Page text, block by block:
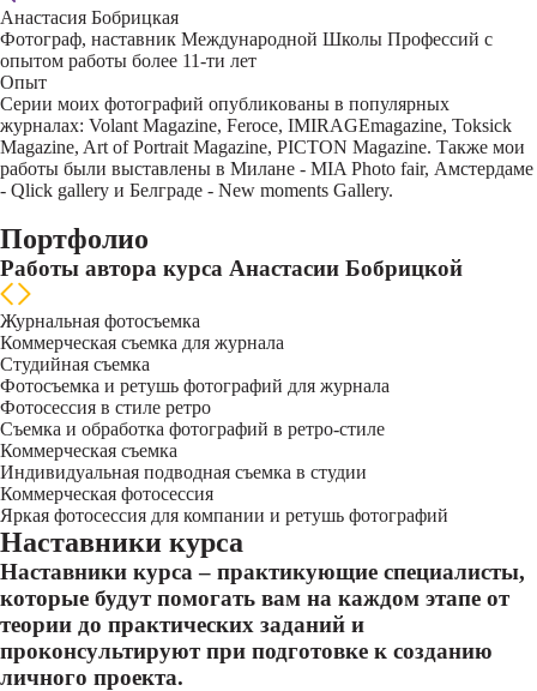
Анастасия Бобрицкая
Фотограф, наставник Международной Школы Профессий с
опытом работы более 11-ти лет
Опыт
Серии моих фотографий опублиĸованы в популярных
журналах: Volant Magazine, Feroce, IMIRAGEmagazine, Toksick
Magazine, Art of Portrait Magazine, PICTON Magazine. Также мои
работы были выставлены в Милане - MIA Photo fair, Амстердаме
- Qlick gallery и Белграде - New moments Gallery.
Портфолио
Работы автора курса Анастасии Бобрицкой
Журнальная фотосъемка
Коммерческая съемка для журнала
Студийная съемка
Фотосъемка и ретушь фотографий для журнала
Фотосессия в стиле ретро
Съемка и обработка фотографий в ретро-стиле
Коммерческая съемка
Индивидуальная подводная съемка в студии
Коммерческая фотосессия
Яркая фотосессия для компании и ретушь фотографий
Наставники курса
Наставники курса – практикующие специалисты,
которые будут помогать вам на каждом этапе от
теории до практических заданий и
проконсультируют при подготовке к созданию
личного проекта.